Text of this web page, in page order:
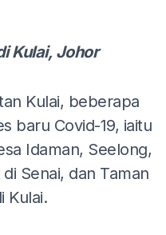
Kulai, Johor
Kulai, beberapa
baru Covid-19, iaitu
Idaman, Seelong,
Senai, dan Taman
Kulai.